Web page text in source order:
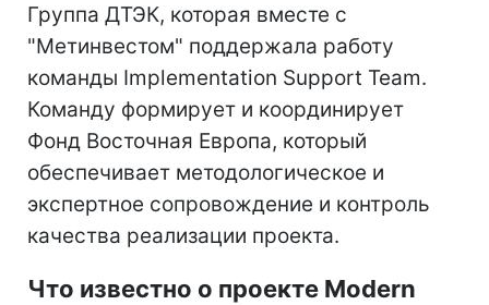
Группа ДТЭК, которая вместе с
"Метинвестом" поддержала работу
команды Implementation Support Team.
Команду формирует и координирует
Фонд Восточная Европа, который
обеспечивает методологическое и
экспертное сопровождение и контроль
качества реализации проекта.
Что известно о проекте Modern